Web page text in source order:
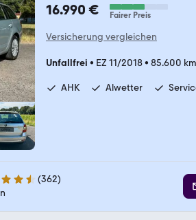
16.990 € Fairer Preis
Versicherung vergleichen
Unfallfrei • EZ 11/2018• 85.600 km
AHK Alwetter
(362)